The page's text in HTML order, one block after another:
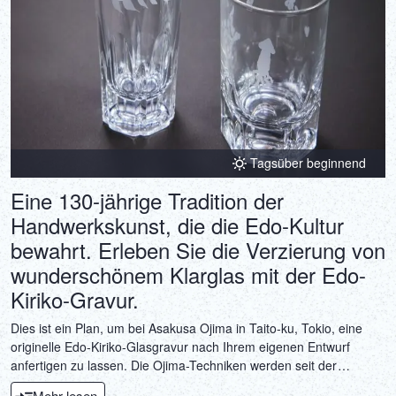
Tagsüber beginnend
Eine 130-jährige Tradition der
Handwerkskunst, die die Edo-Kultur
bewahrt. Erleben Sie die Verzierung von
wunderschönem Klarglas mit der Edo-
Kiriko-Gravur.
Dies ist ein Plan, um bei Asakusa Ojima in Taito-ku, Tokio, eine
originelle Edo-Kiriko-Glasgravur nach Ihrem eigenen Entwurf
anfertigen zu lassen. Die Ojima-Techniken werden seit der
Gründung des Geschäfts vor über 130 Jahren sorgsam bewahrt.